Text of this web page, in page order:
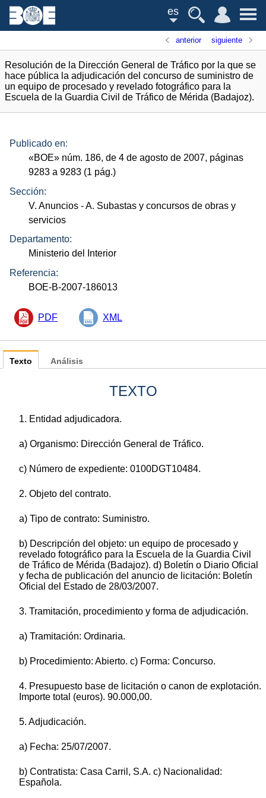
es
anterior siguiente
Resolución de la Dirección General de Tráfico por la que se
hace pública la adjudicación del concurso de suministro de
un equipo de procesado y revelado fotográfico para la
Escuela de la Guardia Civil de Tráfico de Mérida (Badajoz).
Publicado en:
«BOE» núm. 186, de 4 de agosto de 2007, páginas
9283 a 9283 (1 pág.)
Sección:
V. Anuncios - A. Subastas y concursos de obras y
servicios
Departamento:
Ministerio del Interior
Referencia:
BOE-B-2007-186013
PDF XML
Texto
TEXTO
1. Entidad adjudicadora.
a) Organismo: Dirección General de Tráfico.
c) Número de expediente: 0100DGT10484.
2. Objeto del contrato.
a) Tipo de contrato: Suministro.
b) Descripción del objeto: un equipo de procesado y
revelado fotográfico para la Escuela de la Guardia Civil
de Tráfico de Mérida (Badajoz). d) Boletín o Diario Oficial
y fecha de publicación del anuncio de licitación: Boletín
Oficial del Estado de 28/03/2007.
3. Tramitación, procedimiento y forma de adjudicación.
a) Tramitación: Ordinaria.
b) Procedimiento: Abierto. c) Forma: Concurso.
4. Presupuesto base de licitación o canon de explotación.
Importe total (euros). 90.000,00.
5. Adjudicación.
a) Fecha: 25/07/2007.
b) Contratista: Casa Carril, S.A. c) Nacionalidad:
Española.
Análisis